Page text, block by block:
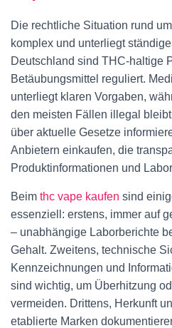
Die rechtliche Situation rund um
komplex und unterliegt
Deutschland sind THC-haltige
Betäubungsmittel reguliert.
unterliegt klaren Vorgaben,
den meisten Fällen illegal
über aktuelle Gesetze
Anbietern einkaufen, die
Produktinformationen und
Beim thc vape kaufen sind
essenziell: erstens, immer auf
– unabhängige Laborberichte
Gehalt. Zweitens, technische
Kennzeichnungen und
sind wichtig, um Überhitzung
vermeiden. Drittens, Herkunft
etablierte Marken